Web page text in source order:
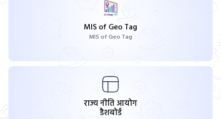
MIS of Geo Tag
MIS of Geo Tag
राज्य नीति आयोग
डैशबोर्ड